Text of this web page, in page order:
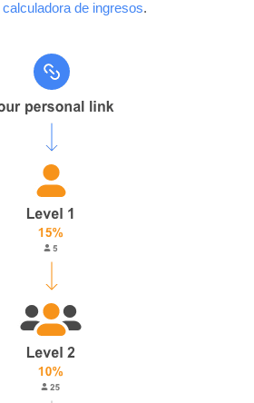
calculadora de ingresos.